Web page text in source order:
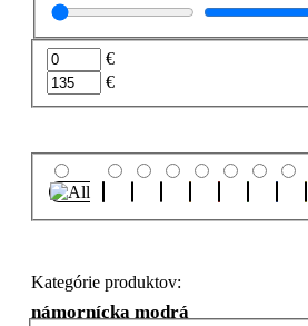
€
€
Kategórie produktov:
námornícka modrá